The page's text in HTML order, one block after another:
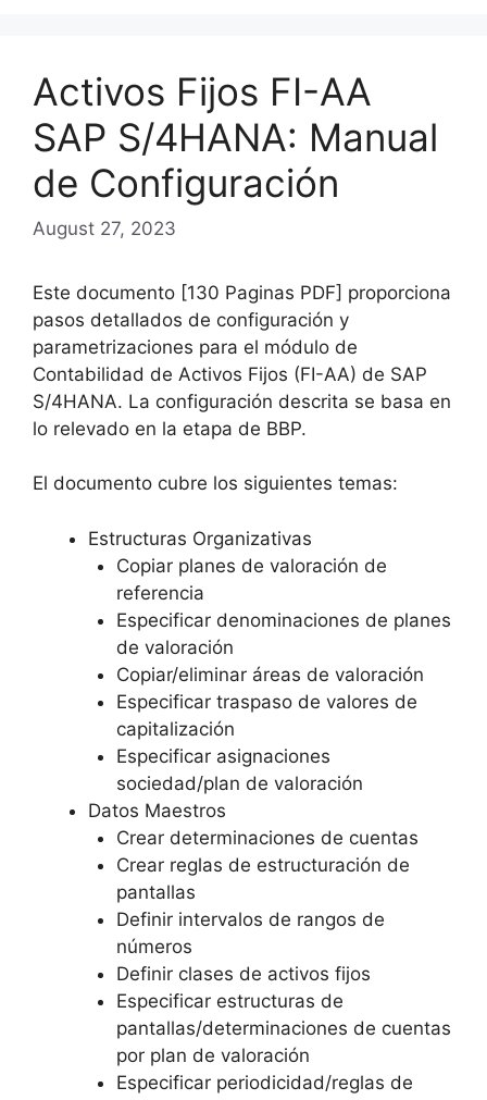
Activos Fijos FI-AA
SAP S/4HANA: Manual
de Configuración
August 27, 2023
Este documento [130 Paginas PDF] proporciona
pasos detallados de configuración y
parametrizaciones para el módulo de
Contabilidad de Activos Fijos (FI-AA) de SAP
S/4HANA. La configuración descrita se basa en
lo relevado en la etapa de BBP.
El documento cubre los siguientes temas:
Estructuras Organizativas
Copiar planes de valoración de
referencia
Especificar denominaciones de planes
de valoración
Copiar/eliminar áreas de valoración
Especificar traspaso de valores de
capitalización
Especificar asignaciones
sociedad/plan de valoración
Datos Maestros
Crear determinaciones de cuentas
Crear reglas de estructuración de
pantallas
Definir intervalos de rangos de
números
Definir clases de activos fijos
Especificar estructuras de
pantallas/determinaciones de cuentas
por plan de valoración
Especificar periodicidad/reglas de